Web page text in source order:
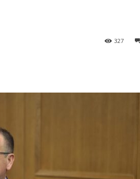
327